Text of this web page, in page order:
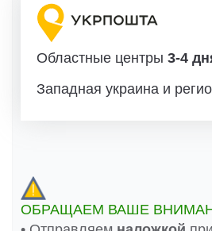
Областные центры 3-4
Западная украина и
ОБРАЩАЕМ ВАШЕ